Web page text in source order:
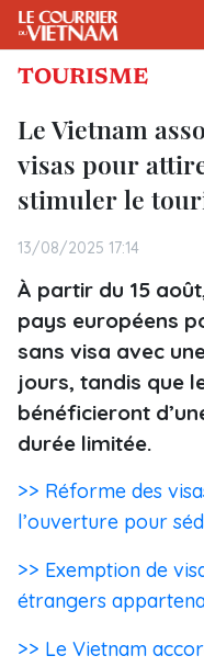
TOURISME
Le Vietnam
visas pour
stimuler le
13/08/2025 17:14
À partir du 15
pays européens
sans visa avec
jours, tandis que
bénéficieront
durée limitée.
>> Réforme des
l’ouverture pour
>> Exemption de
étrangers
>> Le Vietnam